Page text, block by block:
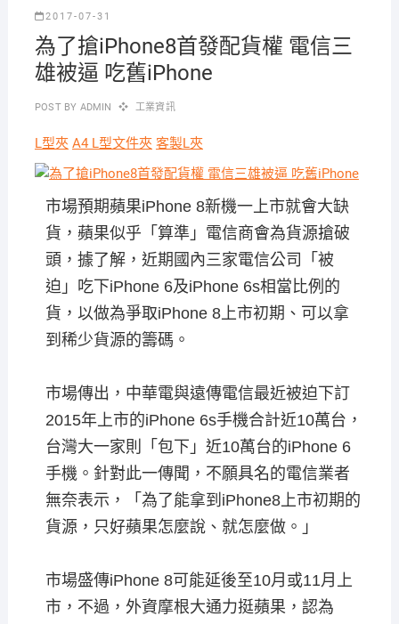
2017-07-31
為了搶iPhone8首發配貨權 電信三
雄被逼 吃舊iPhone
POST BY ADMIN 工業資訊
L型夾 A4 L型文件夾 客製L夾
市場預期蘋果iPhone 8新機一上市就會大缺
貨，蘋果似乎「算準」電信商會為貨源搶破
頭，據了解，近期國內三家電信公司「被
迫」吃下iPhone 6及iPhone 6s相當比例的
貨，以做為爭取iPhone 8上市初期、可以拿
到稀少貨源的籌碼。
市場傳出，中華電與遠傳電信最近被迫下訂
2015年上市的iPhone 6s手機合計近10萬台，
台灣大一家則「包下」近10萬台的iPhone 6
手機。針對此一傳聞，不願具名的電信業者
無奈表示，「為了能拿到iPhone8上市初期的
貨源，只好蘋果怎麼說、就怎麼做。」
市場盛傳iPhone 8可能延後至10月或11月上
市，不過，外資摩根大通力挺蘋果，認為